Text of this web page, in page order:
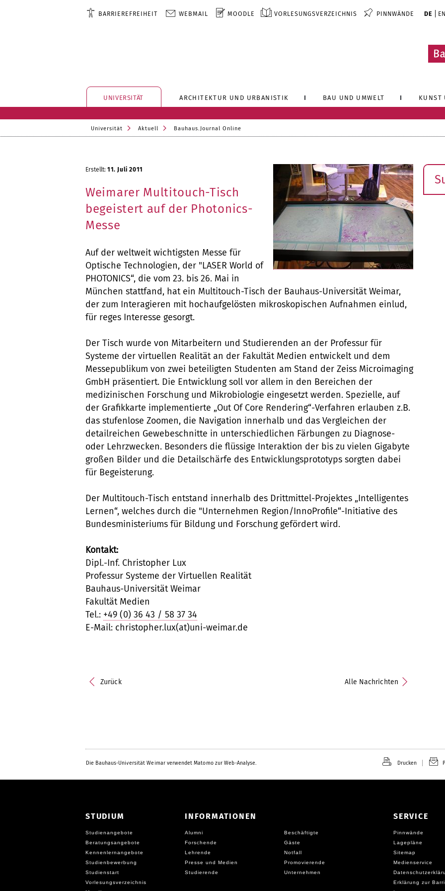
BARRIEREFREIHEIT WEBMAIL MOODLE VORLESUNGSVERZEICHNIS PINNWÄNDE DE EN
UNIVERSITÄT ARCHITEKTUR UND URBANISTIK BAU UND UMWELT KUNST
Universität Aktuell Bauhaus.Journal Online
Erstellt: 11. Juli 2011
Weimarer Multitouch-Tisch
begeistert auf der Photonics-
Messe
Auf der weltweit wichtigsten Messe für
Optische Technologien, der "LASER World of
PHOTONICS“, die vom 23. bis 26. Mai in
München stattfand, hat ein Multitouch-Tisch der Bauhaus-Universität Weimar,
der zum Interagieren mit hochaufgelösten mikroskopischen Aufnahmen einlud,
für reges Interesse gesorgt.
Der Tisch wurde von Mitarbeitern und Studierenden an der Professur für
Systeme der virtuellen Realität an der Fakultät Medien entwickelt und dem
Messepublikum von zwei beteiligten Studenten am Stand der Zeiss Microimaging
GmbH präsentiert. Die Entwicklung soll vor allem in den Bereichen der
medizinischen Forschung und Mikrobiologie eingesetzt werden. Spezielle, auf
der Grafikkarte implementierte „Out Of Core Rendering“-Verfahren erlauben z.B.
das stufenlose Zoomen, die Navigation innerhalb und das Vergleichen der
detailreichen Gewebeschnitte in unterschiedlichen Färbungen zu Diagnose-
oder Lehrzwecken. Besonders die flüssige Interaktion der bis zu vielen Gigabyte
großen Bilder und die Detailschärfe des Entwicklungsprototyps sorgten dabei
für Begeisterung.
Der Multitouch-Tisch entstand innerhalb des Drittmittel-Projektes „Intelligentes
Lernen“, welches durch die "Unternehmen Region/InnoProfile“-Initiative des
Bundesministeriums für Bildung und Forschung gefördert wird.
Kontakt:
Dipl.-Inf. Christopher Lux
Professur Systeme der Virtuellen Realität
Bauhaus-Universität Weimar
Fakultät Medien
Tel.: +49 (0) 36 43 / 58 37 34
E-Mail: christopher.lux(at)uni-weimar.de
Zurück Alle Nachrichten
Suche
Die Bauhaus-Universität Weimar verwendet Matomo zur Web-Analyse. Drucken
STUDIUM
Studienangebote
Beratungsangebote
Kennenlernangebote
Studienbewerbung
Studienstart
Vorlesungsverzeichnis
INFORMATIONEN
Alumni
Beschäftigte
Forschende
Gäste
Lehrende
Notfall
Presse und Medien
Promovierende
Studierende
Unternehmen
SERVICE
Pinnwände
Lagepläne
Sitemap
Medienservice
Erklärung zur